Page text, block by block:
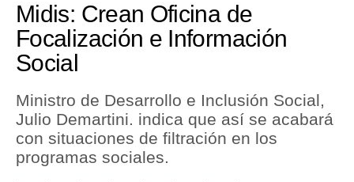
Economía
Mercados
Política
Midis: Crean Oficina de
Focalización e Información
Social
Ministro de Desarrollo e Inclusión Social,
Julio Demartini. indica que así se acabará
con situaciones de filtración en los
programas sociales.